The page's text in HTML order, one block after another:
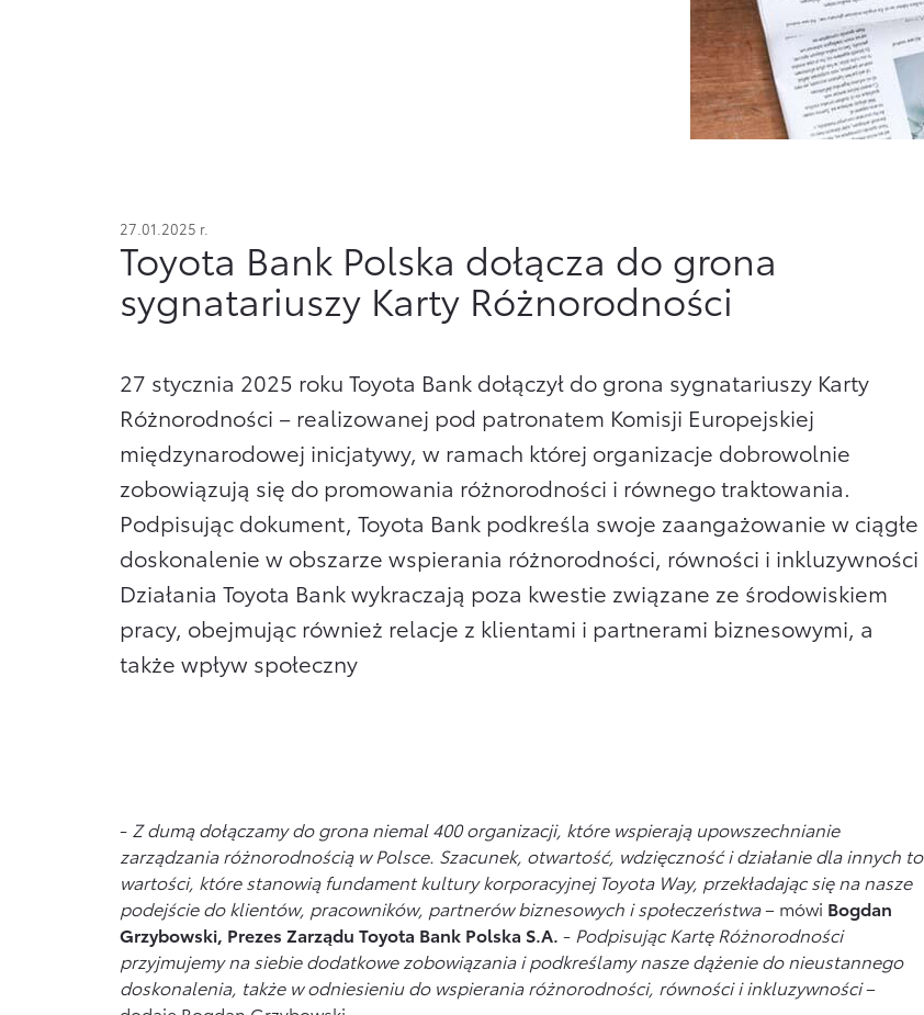
27.01.2025 r.
Toyota Bank Polska dołącza do grona
sygnatariuszy Karty Różnorodności
27 stycznia 2025 roku Toyota Bank dołączył do grona sygnatariuszy Karty
Różnorodności – realizowanej pod patronatem Komisji Europejskiej
międzynarodowej inicjatywy, w ramach której organizacje dobrowolnie
zobowiązują się do promowania różnorodności i równego traktowania.
Podpisując dokument, Toyota Bank podkreśla swoje zaangażowanie w ciągłe
doskonalenie w obszarze wspierania różnorodności, równości i inkluzywności
Działania Toyota Bank wykraczają poza kwestie związane ze środowiskiem
pracy, obejmując również relacje z klientami i partnerami biznesowymi, a
także wpływ społeczny
- Z dumą dołączamy do grona niemal 400 organizacji, które wspierają upowszechnianie
zarządzania różnorodnością w Polsce. Szacunek, otwartość, wdzięczność i działanie dla innych to
wartości, które stanowią fundament kultury korporacyjnej Toyota Way, przekładając się na nasze
podejście do klientów, pracowników, partnerów biznesowych i społeczeństwa– mówi Bogdan
Grzybowski, Prezes Zarządu Toyota Bank Polska S.A. - Podpisując Kartę Różnorodności
przyjmujemy na siebie dodatkowe zobowiązania i podkreślamy nasze dążenie do nieustannego
doskonalenia, także w odniesieniu do wspierania różnorodności, równości i inkluzywności–